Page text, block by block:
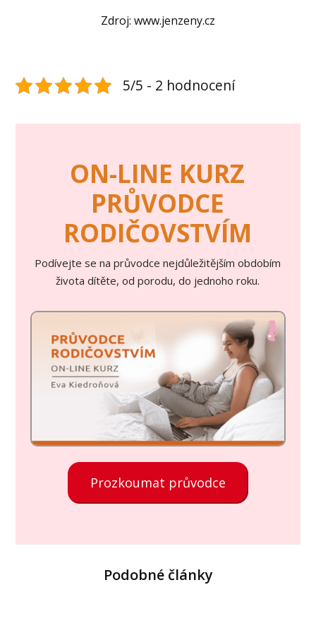
Zdroj: www.jenzeny.cz
5/5 - 2 hodnocení
ON-LINE KURZ
PRŮVODCE
RODIČOVSTVÍM
Podívejte se na průvodce nejdůležitějším obdobím
života dítěte, od porodu, do jednoho roku.
Prozkoumat průvodce
Podobné články